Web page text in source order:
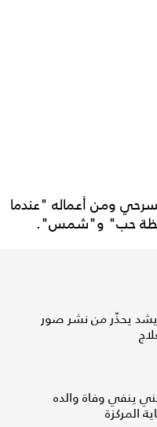
ومن أعماله "عندما
و"لحظة حب" و"شمس".
يحذّر من نشر صور
ينفي وفاة والده
المركزة